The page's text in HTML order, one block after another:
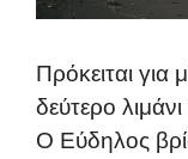
Πρόκειται
δεύτερο
Ο Εύδηλος